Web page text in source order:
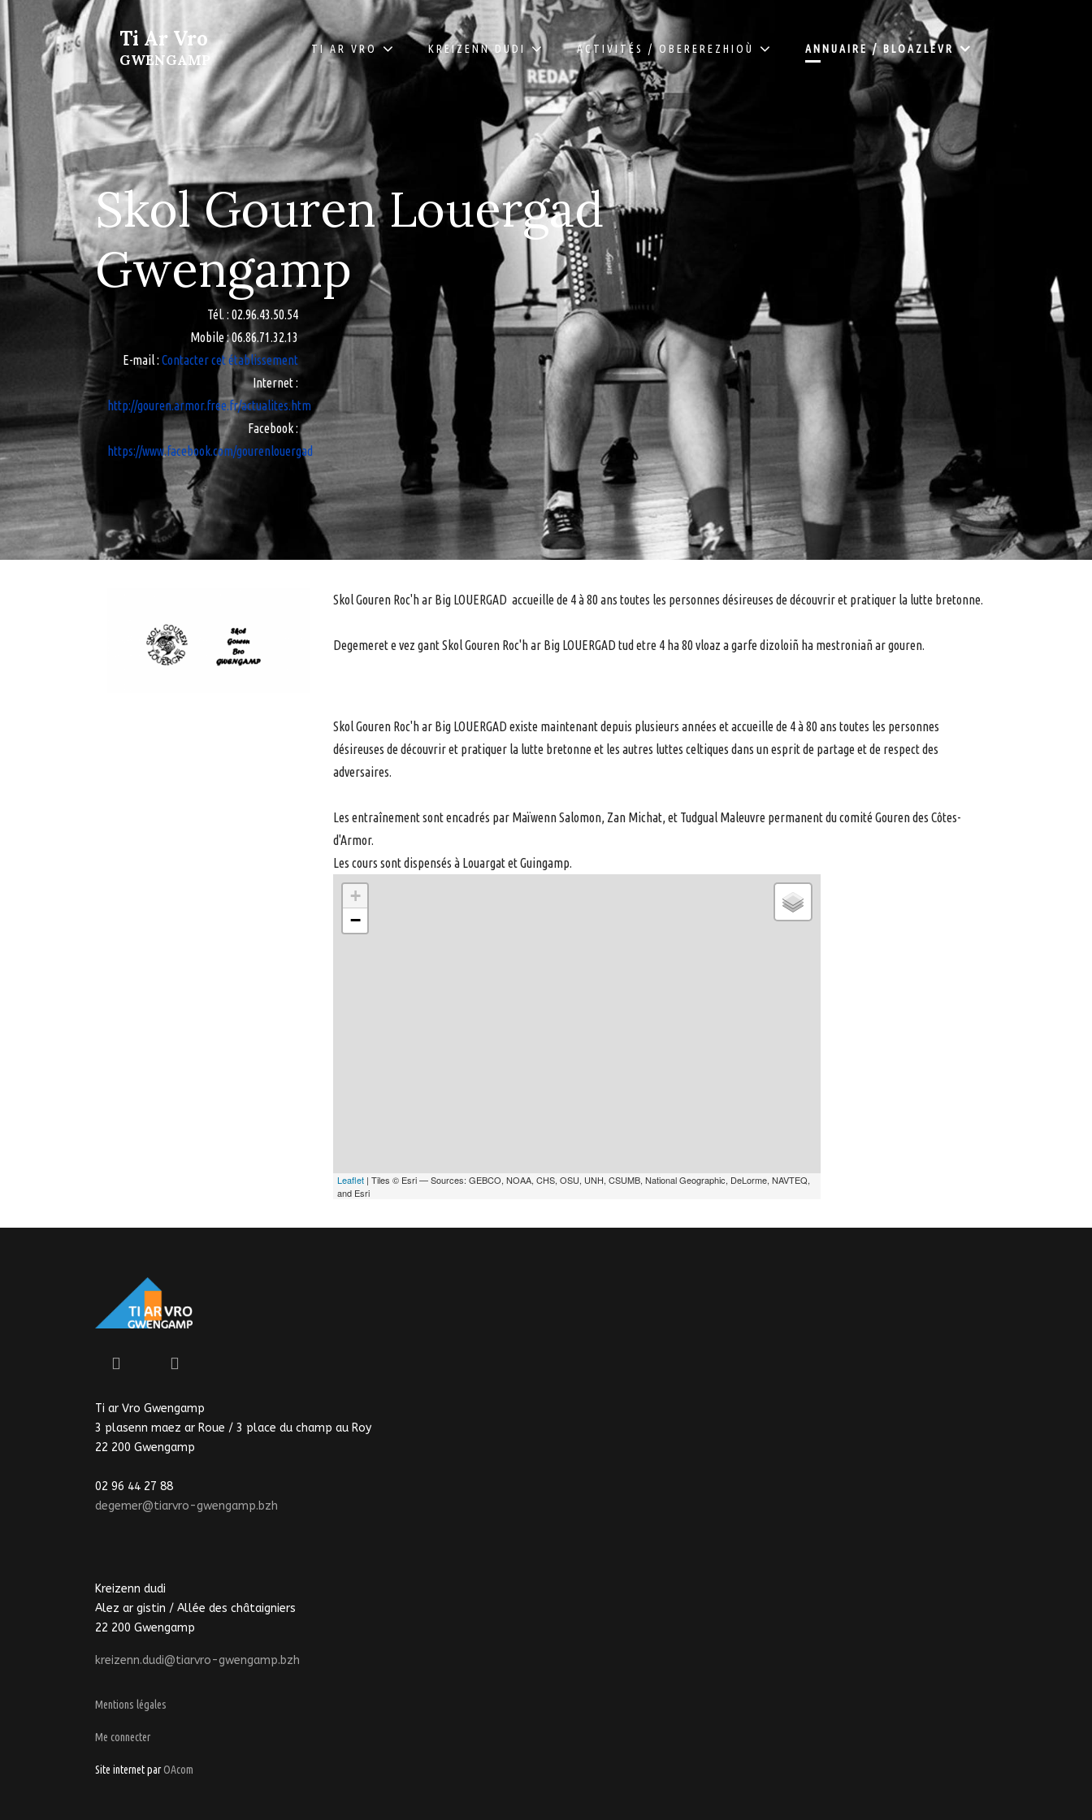
Ti Ar Vro
GWENGAMP
TI AR VRO KREIZENN DUDI ACTIVITÉS / OBEREREZHIOÙ ANNUAIRE / BLOAZLEVR
Skol Gouren Louergad
Gwengamp
Tél. : 02.96.43.50.54
Mobile: 06.86.71.32.13
E-mail: Contacter cet établissement
Internet:
http://gouren.armor.free.fr/actualites.htm
Facebook:
https://www.facebook.com/gourenlouergad
Skol Gouren Roc'h ar Big LOUERGAD accueille de 4 à 80 ans toutes les personnes désireuses de découvrir et pratiquer la lutte bretonne.
Degemeret e vez gant Skol Gouren Roc'h ar Big LOUERGAD tud etre 4 ha 80 vloaz a garfe dizoloiñ ha mestroniañ ar gouren.
Skol Gouren Roc'h ar Big LOUERGAD existe maintenant depuis plusieurs années et accueille de 4 à 80 ans toutes les personnes
désireuses de découvrir et pratiquer la lutte bretonne et les autres luttes celtiques dans un esprit de partage et de respect des
adversaires.
Les entraînement sont encadrés par Maïwenn Salomon, Zan Michat, et Tudgual Maleuvre permanent du comité Gouren des Côtes-
d'Armor.
Les cours sont dispensés à Louargat et Guingamp.
+
−
Leaflet| Tiles © Esri — Sources: GEBCO, NOAA, CHS, OSU, UNH, CSUMB, National Geographic, DeLorme, NAVTEQ,
and Esri
Ti ar Vro Gwengamp
3 plasenn maez ar Roue / 3 place du champ au Roy
22 200 Gwengamp
02 96 44 27 88
degemer@tiarvro-gwengamp.bzh
Kreizenn dudi
Alez ar gistin / Allée des châtaigniers
22 200 Gwengamp
kreizenn.dudi@tiarvro-gwengamp.bzh
Mentions légales
Me connecter
Site internet parOAcom